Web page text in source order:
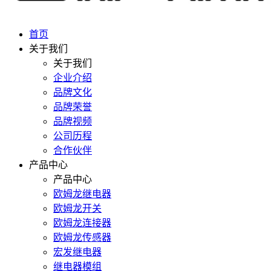
首页
关于我们
关于我们
企业介绍
品牌文化
品牌荣誉
品牌视频
公司历程
合作伙伴
产品中心
产品中心
欧姆龙继电器
欧姆龙开关
欧姆龙连接器
欧姆龙传感器
宏发继电器
继电器模组